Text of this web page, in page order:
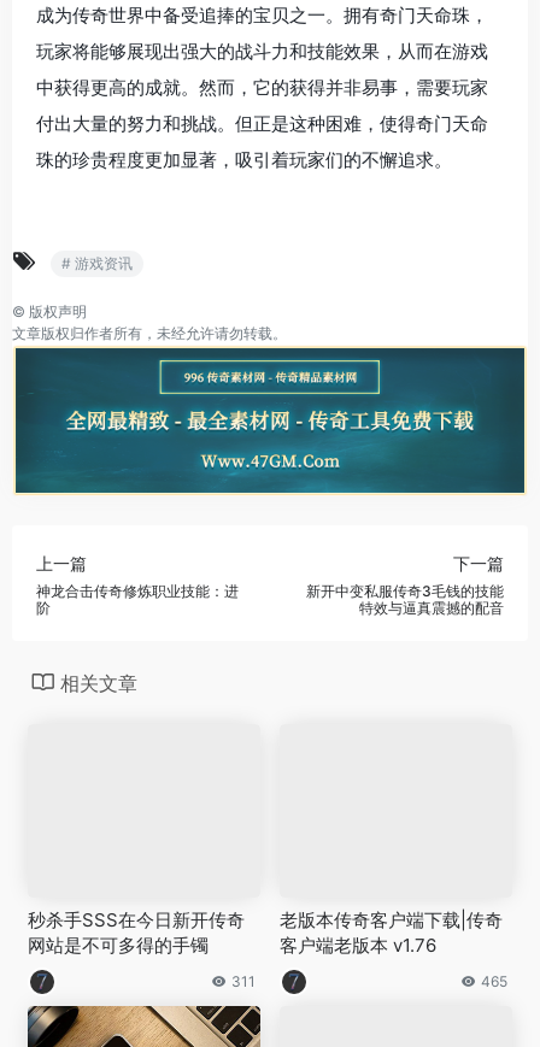
成为传奇世界中备受追捧的宝贝之一。拥有奇门天命珠，
玩家将能够展现出强大的战斗力和技能效果，从而在游戏
中获得更高的成就。然而，它的获得并非易事，需要玩家
付出大量的努力和挑战。但正是这种困难，使得奇门天命
珠的珍贵程度更加显著，吸引着玩家们的不懈追求。
# 游戏资讯
© 版权声明
文章版权归作者所有，未经允许请勿转载。
上一篇
神龙合击传奇修炼职业技能：进
阶
下一篇
新开中变私服传奇3毛钱的技能
特效与逼真震撼的配音
相关文章
秒杀手SSS在今日新开传奇
网站是不可多得的手镯
311
老版本传奇客户端下载|传奇
客户端老版本 v1.76
465